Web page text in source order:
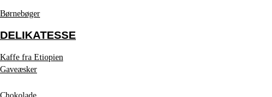
Børnebøger
DELIKATESSE
Kaffe fra Etiopien
Gaveæsker